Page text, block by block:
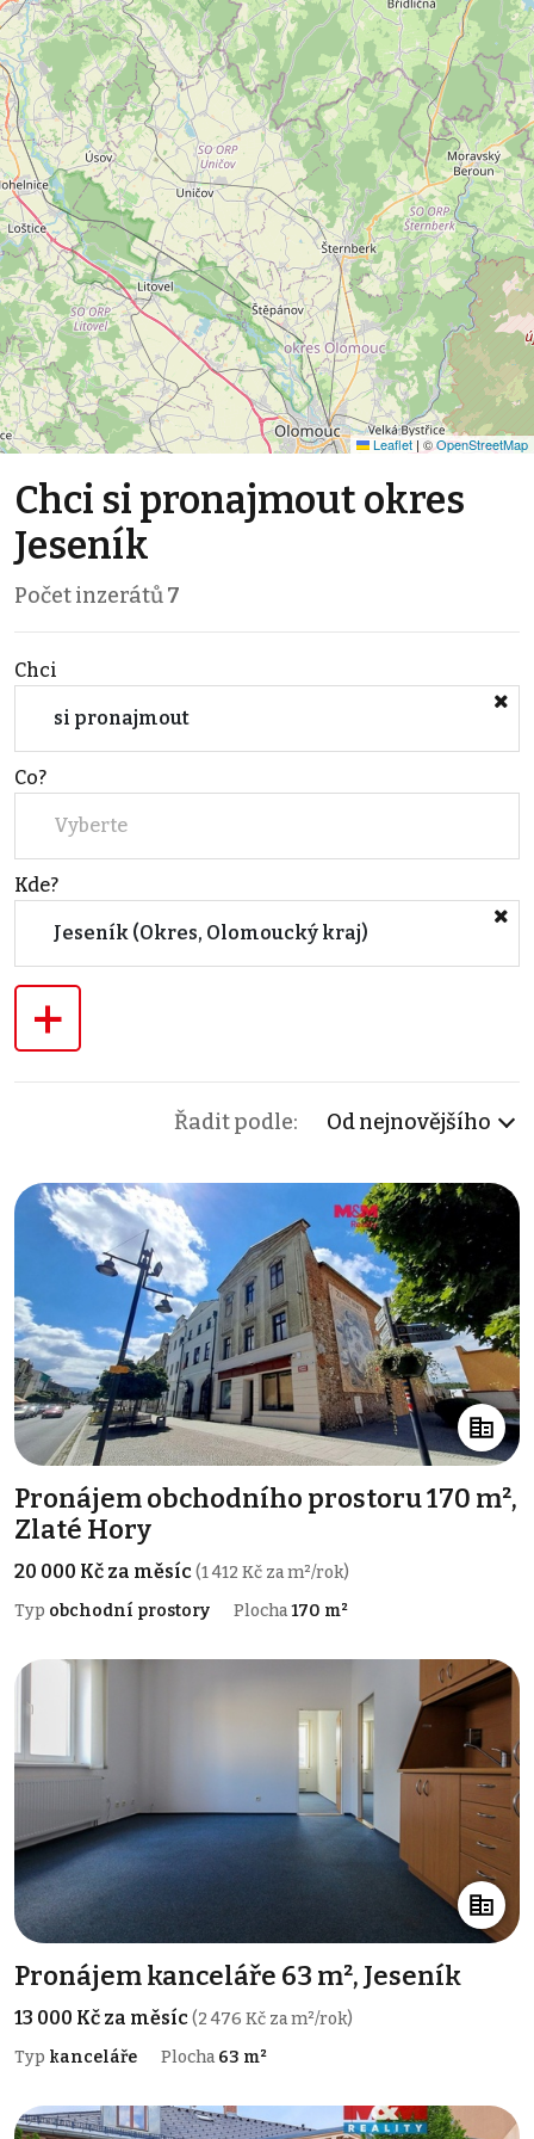
Leaflet | ©OpenStreetMap
Chci si pronajmout okres
Jeseník
Počet inzerátů7
Chci
si pronajmout
Co?
Vyberte
Kde?
Jeseník (Okres, Olomoucký kraj)
+
Řadit podle: Od nejnovějšího
Pronájem obchodního prostoru 170 m²,
Zlaté Hory
20 000 Kč za měsíc(1 412 Kč za m²/rok)
Typ obchodní prostory Plocha170 m²
Pronájem kanceláře 63 m², Jeseník
13 000 Kč za měsíc(2 476 Kč za m²/rok)
Typ kanceláře Plocha 63 m²